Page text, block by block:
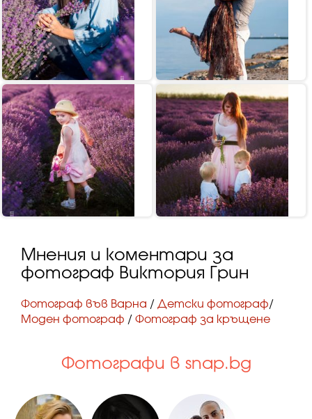
Мнения и коментари за
фотограф Виктория Грин
Фотограф във Варна / Детски фотограф/
Моден фотограф / Фотограф за кръщене
Фотографи в snap.bg